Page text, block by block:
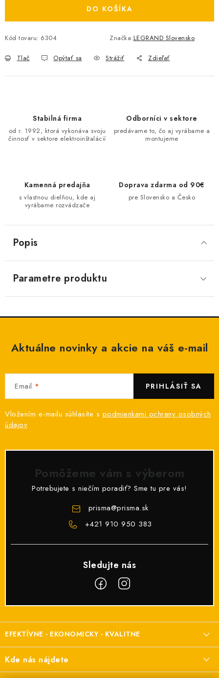
ČINNOSTI
VÝPREDAJ
Obchodné podmienky
Ochrana osobných údajov
Reklamačný poriadok
Kontakt
DO KOŠÍKA
Kód tovaru: 6304 Značka:LEGRAND Slovensko
Tlač Opýtať sa Strážiť Zdieľať
Stabilná firma
od r. 1992, ktorá vykonáva svoju
činnosť v sektore elektroinštalácií
Odborníci v sektore
predávame to, čo aj vyrábame a
montujeme
Kamenná predajňa
s vlastnou dielňou, kde aj
vyrábame rozvádzače
Doprava zdarma od 90€
pre Slovensko a Česko
Popis
Parametre produktu
Aktuálne novinky a akcie na váš e-mail
Email
Vložením e-mailu súhlasíte s podmienkami ochrany osobných
údajov
PRIHLÁSIŤ SA
Pomôžeme vám s výberom
Potrebujete s niečím poradiť? Sme tu pre vás!
prisma@prisma.sk
+421 910 950 383
á
p
ä
t
EFEKTÍVNE - EKONOMICKY - KVALITNE
a elektroinštalácie
Kde nás nájdete